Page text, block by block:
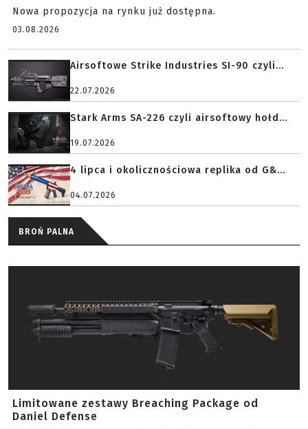
Nowa propozycja na rynku już dostępna.
03.08.2026
Airsoftowe Strike Industries SI-90 czyli...
22.07.2026
Stark Arms SA-226 czyli airsoftowy hołd...
19.07.2026
4 lipca i okolicznościowa replika od G&...
04.07.2026
BROŃ PALNA
Limitowane zestawy Breaching Package od
Daniel Defense